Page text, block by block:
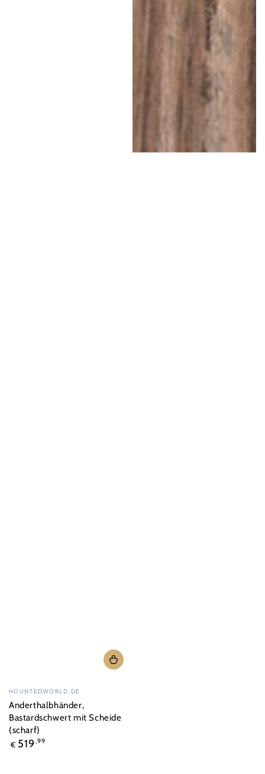
Verkäufer/in:
HOUNTEDWORLD.DE
Anderthalbhänder,
Bastardschwert mit Scheide
(scharf)
Regulärer
€ 519 ,99